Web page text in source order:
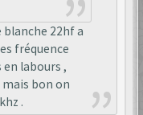
blanche 22hf a
fréquence
en labours ,
bon on
.